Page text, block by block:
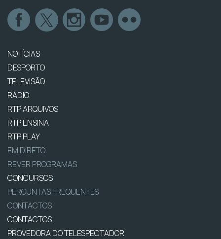
NOTÍCIAS
DESPORTO
TELEVISÃO
RÁDIO
RTP ARQUIVOS
RTP ENSINA
RTP PLAY
EM DIRETO
REVER PROGRAMAS
CONCURSOS
PERGUNTAS FREQUENTES
CONTACTOS
CONTACTOS
PROVEDORA DO TELESPECTADOR